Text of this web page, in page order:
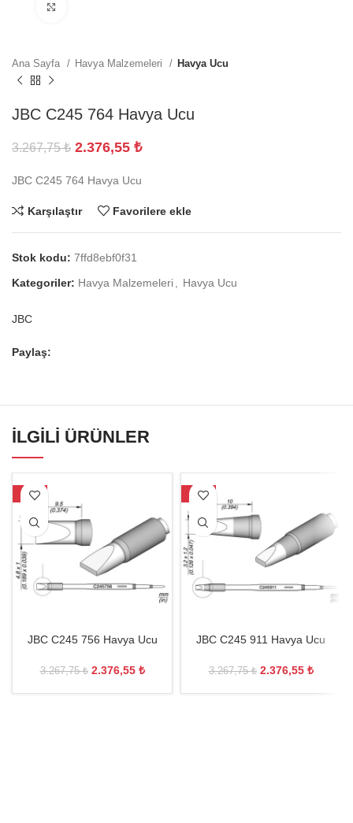
Ana Sayfa Havya Malzemeleri Havya Ucu
JBC C245 764 Havya Ucu
3.267,75₺ 2.376,55 ₺
JBC C245 764 Havya Ucu
Karşılaştır Favorilere ekle
Stok kodu: 7ffd8ebf0f31
Kategoriler: Havya Malzemeleri Havya Ucu
JBC
Paylaş:
İLGILI ÜRÜNLER
-27%
JBC C245 756 Havya Ucu
3.267,75₺ 2.376,55 ₺
-27%
JBC C245 911 Havya Ucu
3.267,75₺ 2.376,55 ₺